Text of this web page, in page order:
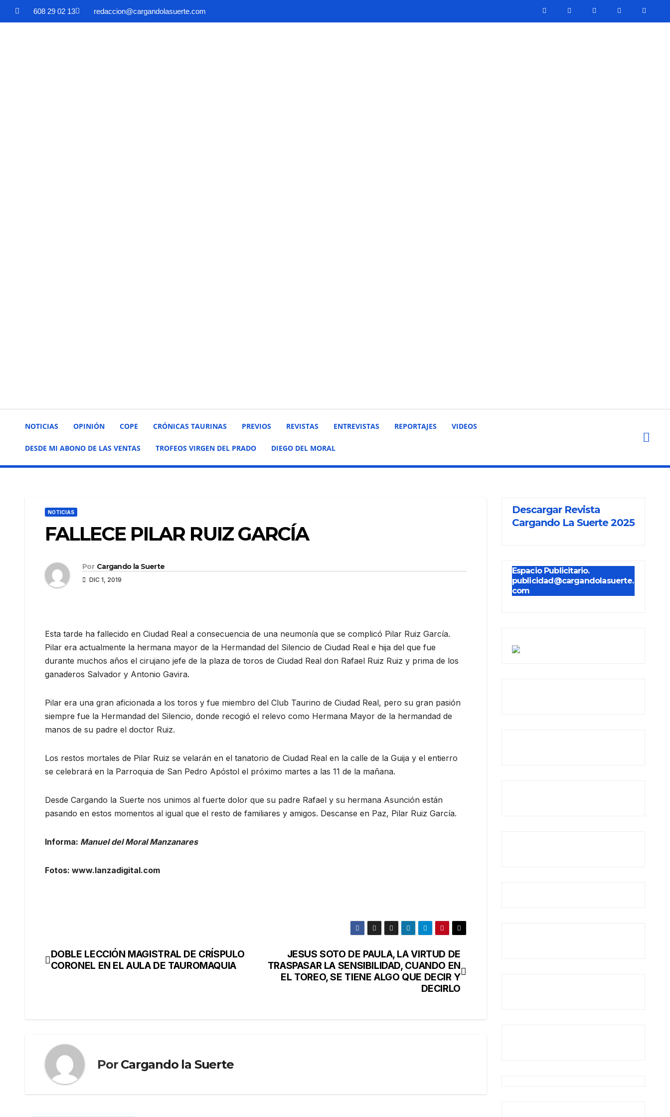
608 29 02 13 redaccion@cargandolasuerte.com
NOTICIAS OPINIÓN COPE CRÓNICAS TAURINAS PREVIOS REVISTAS ENTREVISTAS REPORTAJES VIDEOS
DESDE MI ABONO DE LAS VENTAS TROFEOS VIRGEN DEL PRADO DIEGO DEL MORAL
NOTICIAS
FALLECE PILAR RUIZ GARCÍA
Por Cargando la Suerte
DIC 1, 2019
Esta tarde ha fallecido en Ciudad Real a consecuencia de una neumonía que se complicó Pilar Ruiz García.
Pilar era actualmente la hermana mayor de la Hermandad del Silencio de Ciudad Real e hija del que fue
durante muchos años el cirujano jefe de la plaza de toros de Ciudad Real don Rafael Ruiz Ruiz y prima de los
ganaderos Salvador y Antonio Gavira.
Pilar era una gran aficionada a los toros y fue miembro del Club Taurino de Ciudad Real, pero su gran pasión
siempre fue la Hermandad del Silencio, donde recogió el relevo como Hermana Mayor de la hermandad de
manos de su padre el doctor Ruiz.
Los restos mortales de Pilar Ruiz se velarán en el tanatorio de Ciudad Real en la calle de la Guija y el entierro
se celebrará en la Parroquia de San Pedro Apóstol el próximo martes a las 11 de la mañana.
Desde Cargando la Suerte nos unimos al fuerte dolor que su padre Rafael y su hermana Asunción están
pasando en estos momentos al igual que el resto de familiares y amigos. Descanse en Paz, Pilar Ruiz García.
Informa: Manuel del Moral Manzanares
Fotos: www.lanzadigital.com
JESUS SOTO DE PAULA, LA VIRTUD DE
TRASPASAR LA SENSIBILIDAD, CUANDO EN
EL TOREO, SE TIENE ALGO QUE DECIR Y
DECIRLO
DOBLE LECCIÓN MAGISTRAL DE CRÍSPULO
CORONEL EN EL AULA DE TAUROMAQUIA
Por Cargando la Suerte
Descargar Revista
Cargando La Suerte 2025
Espacio Publicitario.
publicidad@cargandolasuerte.
com